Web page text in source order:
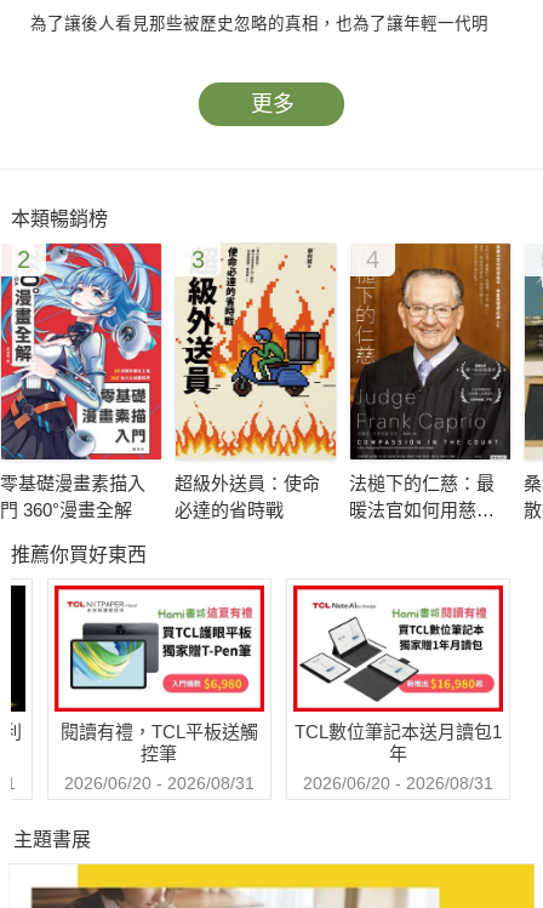
為了讓後人看見那些被歷史忽略的真相，也為了讓年輕一代明
更多
本類暢銷榜
2
零基礎漫畫素描入
門 360°漫畫全解
3
超級外送員：使命
必達的省時戰
4
法槌下的仁慈：最
暖法官如何用慈
推薦你買好東西
閱讀有禮，TCL平板送觸
控筆
2026/06/20 - 2026/08/31
TCL數位筆記本送月讀包1
年
2026/06/20 - 2026/08/31
主題書展